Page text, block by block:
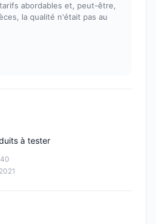
abordables et, peut-être,
la qualité n'était pas au
à tester